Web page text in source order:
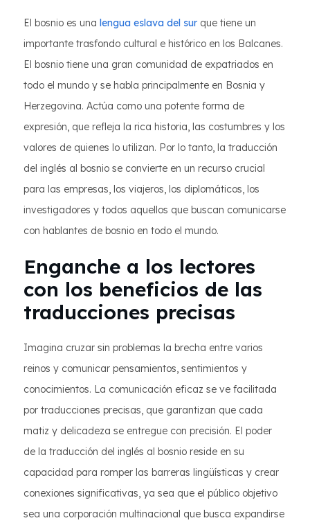
El bosnio es una lengua eslava del sur que tiene un
importante trasfondo cultural e histórico en los Balcanes.
El bosnio tiene una gran comunidad de expatriados en
todo el mundo y se habla principalmente en Bosnia y
Herzegovina. Actúa como una potente forma de
expresión, que refleja la rica historia, las costumbres y los
valores de quienes lo utilizan. Por lo tanto, la traducción
del inglés al bosnio se convierte en un recurso crucial
para las empresas, los viajeros, los diplomáticos, los
investigadores y todos aquellos que buscan comunicarse
con hablantes de bosnio en todo el mundo.
Enganche a los lectores
con los beneficios de las
traducciones precisas
Imagina cruzar sin problemas la brecha entre varios
reinos y comunicar pensamientos, sentimientos y
conocimientos. La comunicación eficaz se ve facilitada
por traducciones precisas, que garantizan que cada
matiz y delicadeza se entregue con precisión. El poder
de la traducción del inglés al bosnio reside en su
capacidad para romper las barreras lingüísticas y crear
conexiones significativas, ya sea que el público objetivo
sea una corporación multinacional que busca expandirse